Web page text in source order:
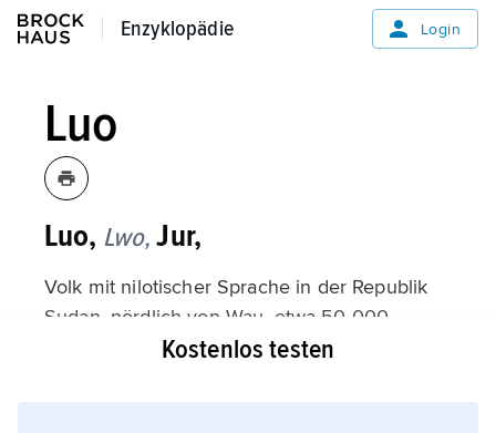
Enzyklopädie
Enzyklopädie Login
Luo
Luo, Lwo, Jur,
Volk mit nilotischer Sprache in der Republik
Sudan, nördlich von Wau, etwa 50 000
Kostenlos testen